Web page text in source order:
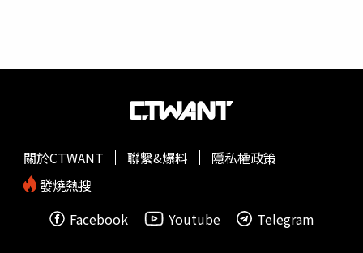
至還擾亂生產秩序與市場機制，主責單位農業部懸崖勒馬不
政府部門更不應把學校當成「施政提款機」，呼籲賴政府記
取教訓，不要重蹈覆轍。行政院發言人李慧芝則強調，停辦
級。農業部次長杜文珍則說，外界關注2025年已編列的
「班班喝鮮乳」預算如何消化流用，農業部後續會再與相關
關於CTWANT 聯繫&爆料
隱私權政策
發燒熱搜
Facebook
Youtube Telegram